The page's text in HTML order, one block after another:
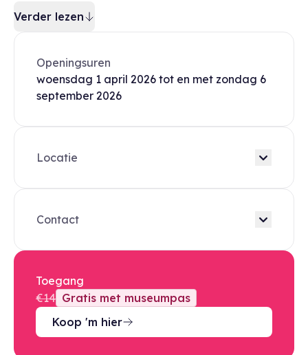
Verder lezen
Openingsuren
woensdag 1 april 2026 tot en met zondag 6
september 2026
Locatie
Contact
Toegang
€14 Gratis met museumpas
Koop 'm hier